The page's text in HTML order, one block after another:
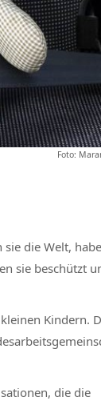
Foto:
die Welt,
sie beschützt
Kindern.
die die